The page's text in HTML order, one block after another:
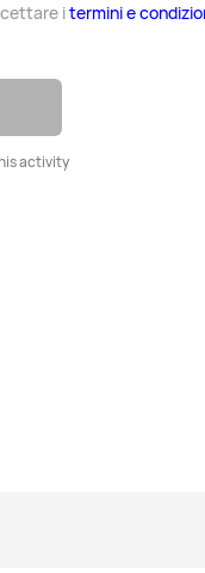
itermini e
activity